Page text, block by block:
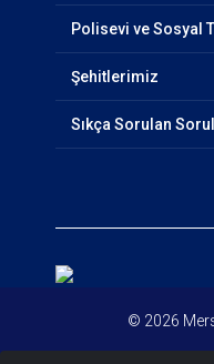
Polisevi ve Sosyal
Şehitlerimiz
Sıkça Sorulan
© 2026